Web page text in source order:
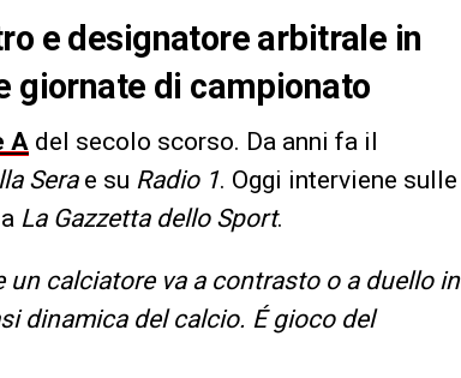
e designatore arbitrale in
giornate di campionato
A del secolo scorso. Da anni fa il
Serae su Radio 1. Oggi interviene sulle
La Gazzetta dello Sport.
un calciatore va a contrasto o a duello in
dinamica del calcio. É gioco del